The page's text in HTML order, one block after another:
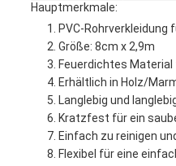
Hauptmerkmale:
PVC-Rohrverkleidung
Größe: 8cm x 2,9m
Feuerdichtes
Erhältlich in Holz/
Langlebig und
Kratzfest für ein
Einfach zu reinigen
Flexibel für eine